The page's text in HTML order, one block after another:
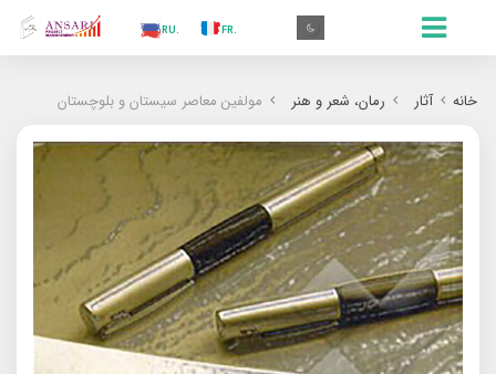
.RU
.ES
.IN
خانه آثار رمان‌‌، شعر و هنر مولفین معاصر سیستان و بلوچستان